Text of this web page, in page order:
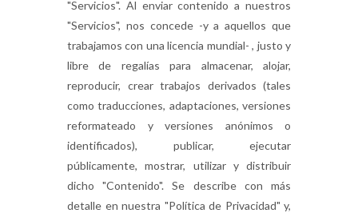
"Servicios". Al enviar contenido a nuestros
"Servicios", nos concede -y a aquellos que
trabajamos con una licencia mundial- , justo y
libre de regalías para almacenar, alojar,
reproducir, crear trabajos derivados (tales
como traducciones, adaptaciones, versiones
reformateado y versiones anónimos o
identificados), publicar, ejecutar
públicamente, mostrar, utilizar y distribuir
dicho "Contenido". Se describe con más
detalle en nuestra "Política de Privacidad" y,